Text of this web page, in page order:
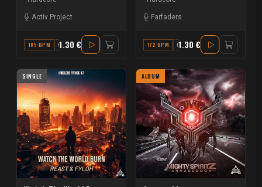
Activ Project
185 BPM G1.30 €
Farfaders
172 BPM C1.30 €
SINGLE ALBUM